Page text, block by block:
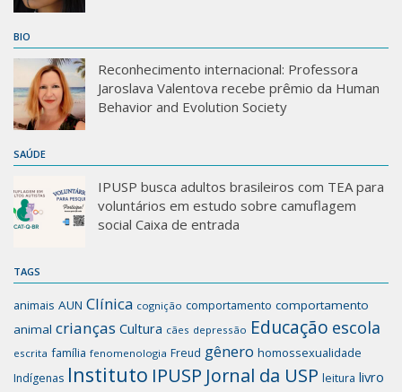
BIO
Reconhecimento internacional: Professora
Jaroslava Valentova recebe prêmio da Human
Behavior and Evolution Society
SAÚDE
IPUSP busca adultos brasileiros com TEA para
voluntários em estudo sobre camuflagem
social Caixa de entrada
TAGS
animais AUN Clínica cognição comportamento comportamento
animal crianças Cultura cães depressão Educação escola
escrita família fenomenologia Freud gênero homossexualidade
Indígenas Instituto IPUSP Jornal da USP leitura livro